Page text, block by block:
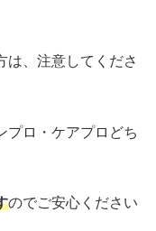
は、注意してくださ
プロ・ケアプロどち
のでご安心ください